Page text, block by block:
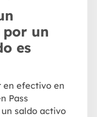
un
es
en efectivo en
Pass
saldo activo